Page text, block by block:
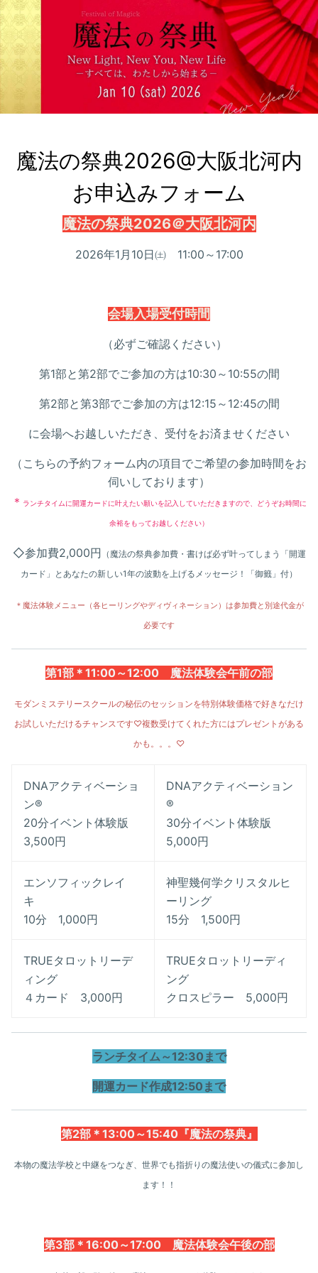
魔法の祭典2026@大阪北河内
お申込みフォーム
魔法の祭典2026＠大阪北河内
2026年1月10日㈯ 11:00～17:00
会場入場受付時間
（必ずご確認ください）
第1部と第2部でご参加の方は10:30～10:55の間
第2部と第3部でご参加の方は12:15～12:45の間
に会場へお越しいただき、受付をお済ませください
（こちらの予約フォーム内の項目でご希望の参加時間をお
伺いしております）
＊ ランチタイムに開運カードに叶えたい願いを記入していただきますので、どうぞお時間に
余裕をもってお越しください）
◇参加費2,000円 （魔法の祭典参加費・書けば必ず叶ってしまう「開運
カード」とあなたの新しい1年の波動を上げるメッセージ！「御籤」付）
＊魔法体験メニュー（各ヒーリングやディヴィネーション）は参加費と別途代金が
必要です
第1部＊11:00～12:00 魔法体験会午前の部
モダンミステリースクールの秘伝のセッションを特別体験価格で好きなだけ
お試しいただけるチャンスです♡複数受けてくれた方にはプレゼントがある
かも。。。♡
DNAアクティベーショ
ン®
20分イベント体験版
3,500円
DNAアクティベーション
®
30分イベント体験版
5,000円
エンソフィックレイ
キ
10分 1,000円
神聖幾何学クリスタルヒ
ーリング
15分 1,500円
TRUEタロットリーデ
ィング
４カード 3,000円
TRUEタロットリーディ
ング
クロスピラー 5,000円
ランチタイム～12:30まで
開運カード作成12:50まで
第2部＊13:00～15:40『魔法の祭典』
本物の魔法学校と中継をつなぎ、世界でも指折りの魔法使いの儀式に参加し
ます！！
第3部＊16:00～17:00 魔法体験会午後の部